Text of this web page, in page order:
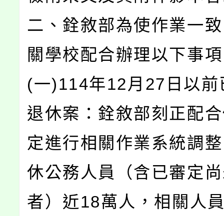
二、銓敘部為使作業一
關學校配合辦理以下事
(一)114年12月27日以前
退休案：銓敘部刻正配
定進行相關作業系統調
休公務人員（含已審定
者）近18萬人，相關人